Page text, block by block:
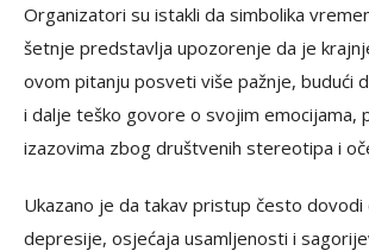
Organizatori su istakli da simbolika
šetnje predstavlja upozorenje da je
ovom pitanju posveti više pažnje, budući
i dalje teško govore o svojim emocijama,
izazovima zbog društvenih stereotipa i
Ukazano je da takav pristup često dovodi
depresije, osjećaja usamljenosti i